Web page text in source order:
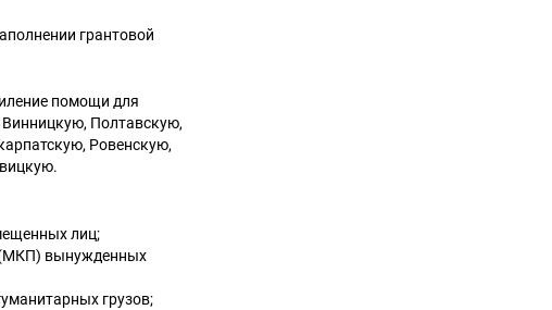
грантовой
помощи для
Полтавскую,
Ровенскую,
лиц;
(МКП) вынужденных
грузов;